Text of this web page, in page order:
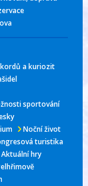
a kuriozit
sportování
Noční život
turistika
Aktuální hry